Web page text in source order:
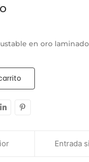
en oro laminado
Entrada